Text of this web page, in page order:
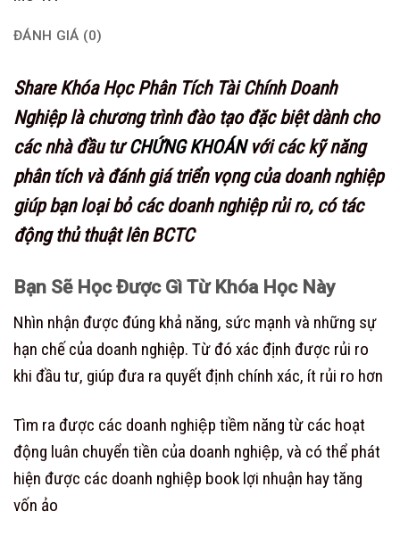
ĐÁNH GIÁ (0)
Share Khóa Học Phân Tích Tài Chính Doanh
Nghiệp là chương trình đào tạo đặc biệt dành cho
các nhà đầu tưCHỨNG KHOÁNvới các kỹ năng
phân tích và đánh giá triển vọng của doanh nghiệp
giúp bạn loại bỏ các doanh nghiệp rủi ro, có tác
động thủ thuật lên BCTC
Bạn Sẽ Học Được Gì Từ Khóa Học Này
Nhìn nhận được đúng khả năng, sức mạnh và những sự
hạn chế của doanh nghiệp. Từ đó xác định được rủi ro
khi đầu tư, giúp đưa ra quyết định chính xác, ít rủi ro hơn
Tìm ra được các doanh nghiệp tiềm năng từ các hoạt
động luân chuyển tiền của doanh nghiệp, và có thể phát
hiện được các doanh nghiệp book lợi nhuận hay tăng
vốn ảo